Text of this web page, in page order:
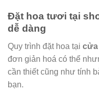
Đặt hoa tươi tại
dễ dàng
Quy trình đặt hoa tại cửa
đơn giản hoá có thể
cần thiết cũng như tính
bạn.